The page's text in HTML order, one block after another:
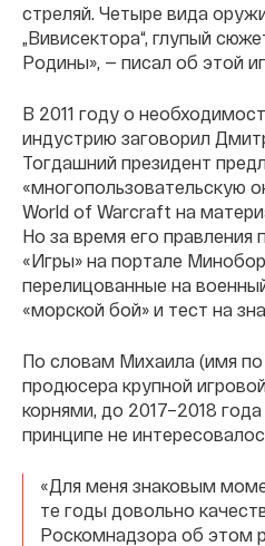
стреляй. Четыре вида
„Вивисектора“, глупый
Родины», — писал об этой
В 2011 году о
индустрию заговорил
Тогдашний президент
«многопользовательскую
World of Warcraft на
Но за время его правления
«Игры» на портале
перелицованные на
«морской бой» и тест на
По словам Михаила (имя по
продюсера крупной
корнями, до 2017–2018
принципе не
«Для меня знаковым
те годы довольно
Роскомнадзора об этом